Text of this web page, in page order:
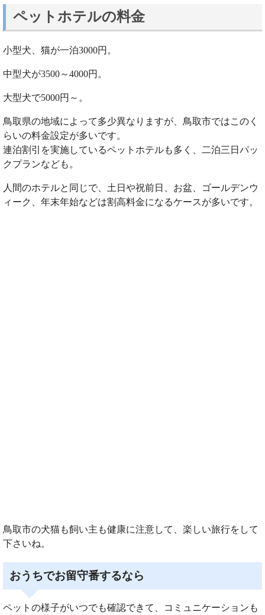
ペットホテルの料金
小型犬、猫が一泊3000円。
中型犬が3500～4000円。
大型犬で5000円～。
鳥取県の地域によって多少異なりますが、鳥取市ではこのく
らいの料金設定が多いです。
連泊割引を実施しているペットホテルも多く、二泊三日パッ
クプランなども。
人間のホテルと同じで、土日や祝前日、お盆、ゴールデンウ
ィーク、年末年始などは割高料金になるケースが多いです。
鳥取市の犬猫も飼い主も健康に注意して、楽しい旅行をして
下さいね。
おうちでお留守番するなら
ペットの様子がいつでも確認できて、コミュニケーションも